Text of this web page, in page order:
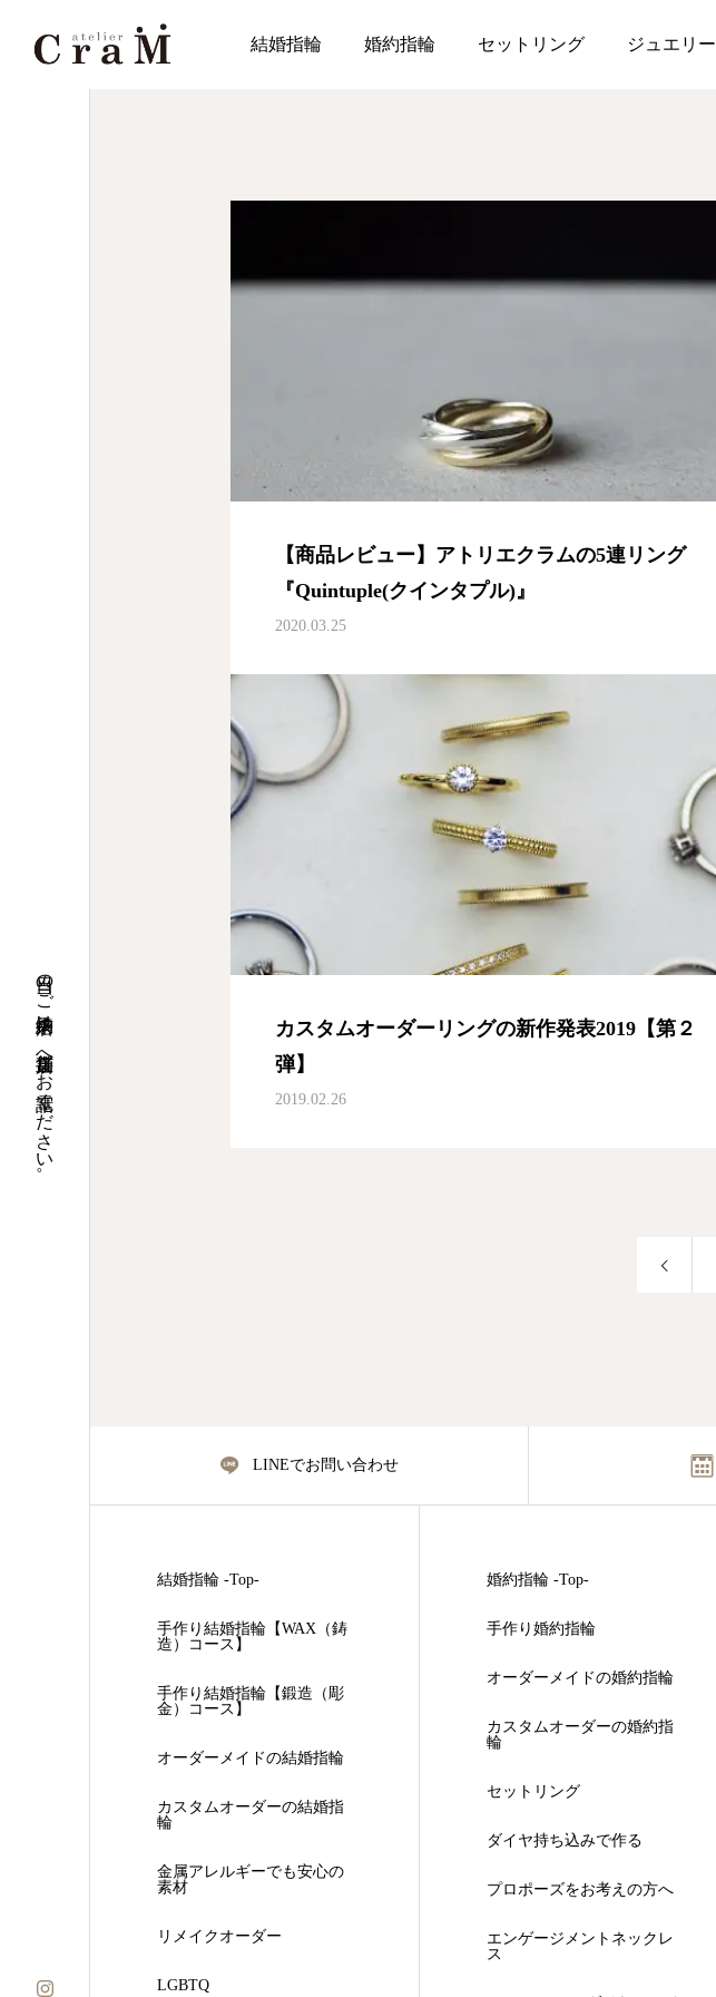
結婚指輪 婚約指輪 セットリング ジュエリー
当日のご来店予約は、直接店舗へお電話ください 。
JOURNAL コレクション
【商品レビュー】アトリエクラムの5連リング
『Quintuple(クインタプル)』
2020.03.25
カスタムオーダーリングの新作発表2019【第２
弾】
2019.02.26
LINEでお問い合わせ
結婚指輪 -Top-
手作り結婚指輪【WAX（鋳
造）コース】
手作り結婚指輪【鍛造（彫
金）コース】
オーダーメイドの結婚指輪
カスタムオーダーの結婚指
輪
金属アレルギーでも安心の
素材
リメイクオーダー
LGBTQ
婚約指輪 -Top-
手作り婚約指輪
オーダーメイドの婚約指輪
カスタムオーダーの婚約指
輪
セットリング
ダイヤ持ち込みで作る
プロポーズをお考えの方へ
エンゲージメントネックレ
ス